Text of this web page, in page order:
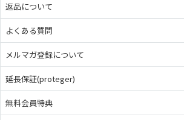
返品について
よくある質問
メルマガ登録について
延長保証(proteger)
無料会員特典